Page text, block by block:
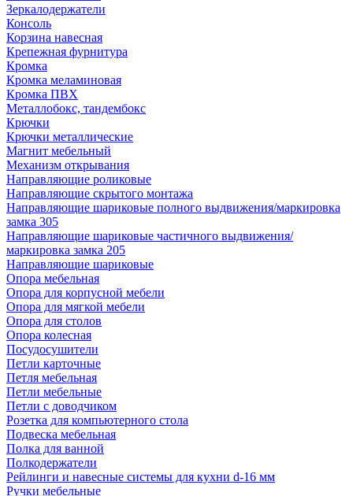
Зеркалодержатели
Консоль
Корзина навесная
Крепежная фурнитура
Кромка
Кромка меламиновая
Кромка ПВХ
Металлобокс, тандембокс
Крючки
Крючки металлические
Магнит мебельный
Механизм открывания
Направляющие роликовые
Направляющие скрытого монтажа
Направляющие шариковые полного выдвижения/маркировка
замка 305
Направляющие шариковые частичного выдвижения/
маркировка замка 205
Направляющие шариковые
Опора мебельная
Опора для корпусной мебели
Опора для мягкой мебели
Опора для столов
Опора колесная
Посудосушители
Петли карточные
Петля мебельная
Петли мебельные
Петли с доводчиком
Розетка для компьютерного стола
Подвеска мебельная
Полка для ванной
Полкодержатели
Рейлинги и навесные системы для кухни d-16 мм
Ручки мебельные